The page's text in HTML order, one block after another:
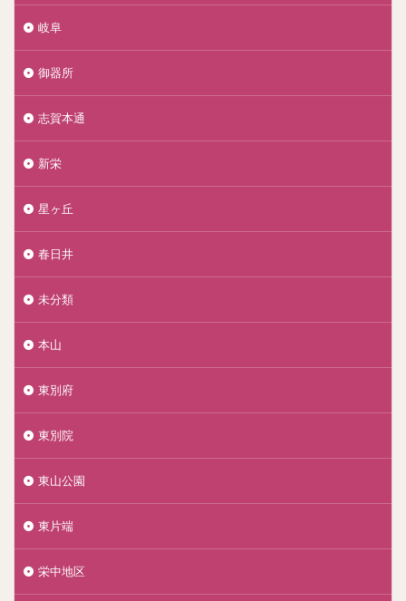
岐阜
御器所
志賀本通
新栄
星ヶ丘
春日井
未分類
本山
東別府
東別院
東山公園
東片端
栄中地区